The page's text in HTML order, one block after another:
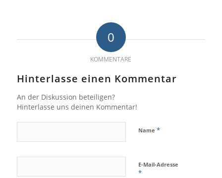
0
KOMMENTARE
Hinterlasse einen Kommentar
An der Diskussion beteiligen?
Hinterlasse uns deinen Kommentar!
Name *
E-Mail-Adresse
*